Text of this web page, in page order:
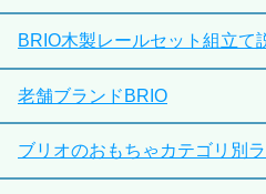
BRIO木製レールセット組立て
老舗ブランドBRIO
ブリオのおもちゃカテゴリ別